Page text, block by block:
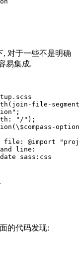
, 对于一些不是明确
易集成.
file-
;
"/" );
file: @import
line:
sass:css
.
的代码发现: